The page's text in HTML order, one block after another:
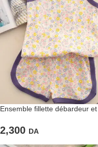
Ensemble fillette débardeur et
2,300 DA